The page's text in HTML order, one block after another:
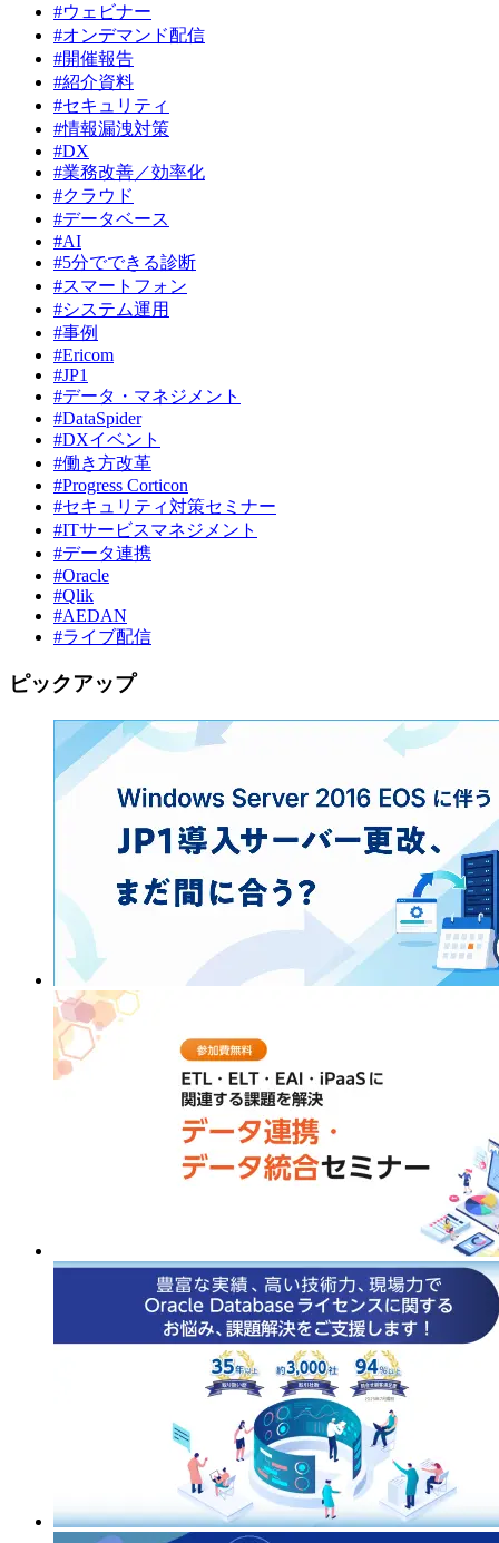
#ウェビナー
#オンデマンド配信
#開催報告
#紹介資料
#セキュリティ
#情報漏洩対策
#DX
#業務改善／効率化
#クラウド
#データベース
#AI
#5分でできる診断
#スマートフォン
#システム運用
#事例
#Ericom
#JP1
#データ・マネジメント
#DataSpider
#DXイベント
#働き方改革
#Progress Corticon
#セキュリティ対策セミナー
#ITサービスマネジメント
#データ連携
#Oracle
#Qlik
#AEDAN
#ライブ配信
ピックアップ